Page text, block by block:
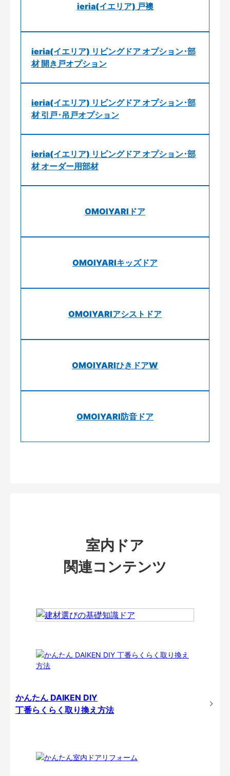
ieria(イエリア) 戸襖
ieria(イエリア) リビングドア オプション･部
材 開き戸オプション
ieria(イエリア) リビングドア オプション･部
材 引戸･吊戸オプション
ieria(イエリア) リビングドア オプション･部
材 オーダー用部材
OMOIYARIドア
OMOIYARIキッズドア
OMOIYARIアシストドア
OMOIYARIひきドアW
OMOIYARI防音ドア
室内ドア
関連コンテンツ
かんたん DAIKEN DIY
丁番らくらく取り換え方法